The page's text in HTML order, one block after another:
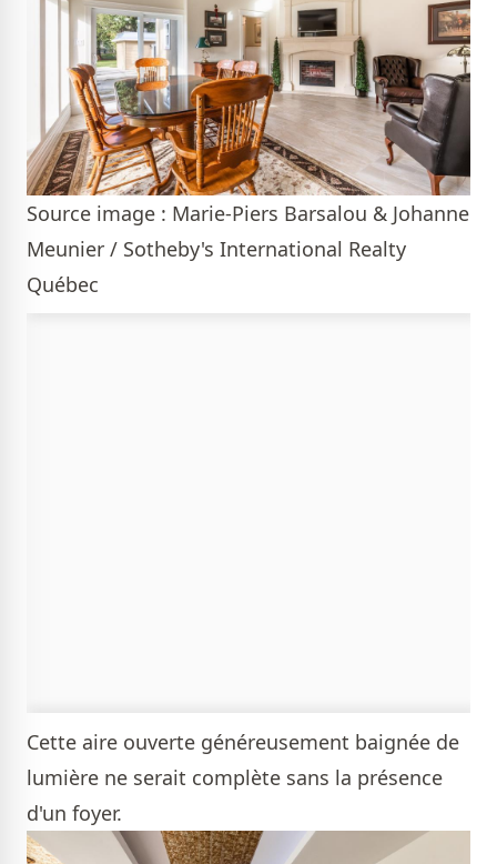
Source image : Marie-Piers Barsalou & Johanne
Meunier / Sotheby's International Realty
Québec
Cette aire ouverte généreusement baignée de
lumière ne serait complète sans la présence
d'un foyer.